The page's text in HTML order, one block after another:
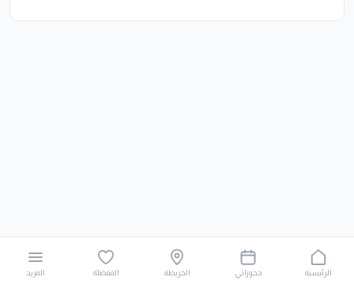
الرئيسية حجوزاتي الخريطة المفضلة المزيد